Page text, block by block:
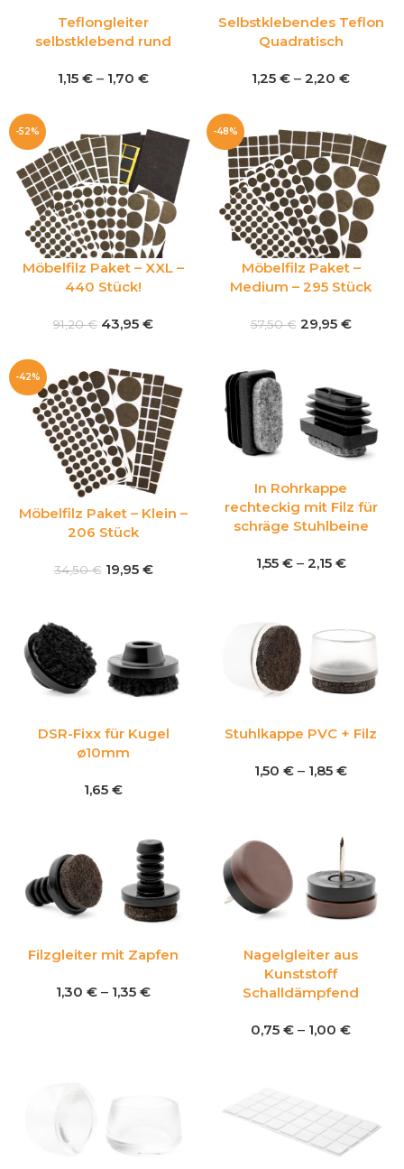
Teflongleiter
selbstklebend rund
1,15 € – 1,70 €
Selbstklebendes Teflon
Quadratisch
1,25 € – 2,20 €
-52%
Möbelfilz Paket – XXL –
440 Stück!
91,20€ 43,95 €
-48%
Möbelfilz Paket –
Medium – 295 Stück
57,50€ 29,95 €
-42%
Möbelfilz Paket – Klein –
206 Stück
34,50€ 19,95 €
In Rohrkappe
rechteckig mit Filz für
schräge Stuhlbeine
1,55 € – 2,15 €
DSR-Fixx für Kugel
ø10mm
1,65 €
Stuhlkappe PVC + Filz
1,50 € – 1,85 €
Filzgleiter mit Zapfen
1,30 € – 1,35 €
Nagelgleiter aus
Kunststoff
Schalldämpfend
0,75 € – 1,00 €